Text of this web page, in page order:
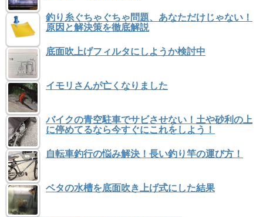
釣り糸ぐちゃぐちゃ問題、あなただけじゃない！
原因と解決策を徹底解説
底面吹上げフィルタにしようか検討中
イモリさんが亡くなりました
バイクの青空駐車でサビさせない！土や砂利の上
に停めてるなら今すぐにこれをしよう！
自転車釣行の悩み解決！長い釣り竿の運び方！
ベタの水槽を底面吹き上げ式にした結果